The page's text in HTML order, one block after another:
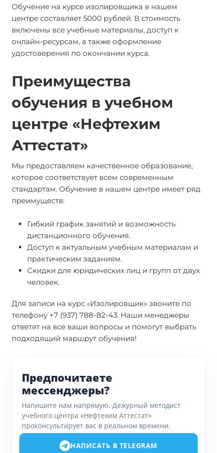
Обучение на курсе изолировщика в нашем
центре составляет 5000 рублей. В стоимость
включены все учебные материалы, доступ к
онлайн-ресурсам, а также оформление
удостоверения по окончании курса.
Преимущества
обучения в учебном
центре «Нефтехим
Аттестат»
Мы предоставляем качественное образование,
которое соответствует всем современным
стандартам. Обучение в нашем центре имеет ряд
преимуществ:
Гибкий график занятий и возможность
дистанционного обучения.
Доступ к актуальным учебным материалам и
практическим заданиям.
Скидки для юридических лиц и групп от двух
человек.
Для записи на курс «Изолировщик» звоните по
телефону +7 (937) 788-82-43. Наши менеджеры
ответят на все ваши вопросы и помогут выбрать
подходящий маршрут обучения!
Предпочитаете
мессенджеры?
Напишите нам напрямую. Дежурный методист
учебного центра «Нефтехим Аттестат»
проконсультирует вас в реальном времени.
НАПИСАТЬ В TELEGRAM